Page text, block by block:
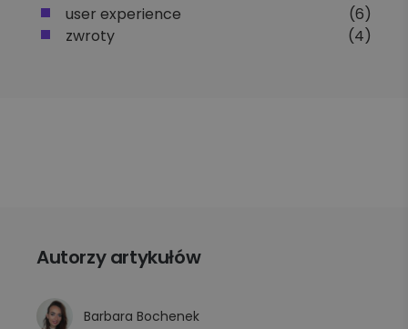
user experience
(6)
zwroty
(4)
Autorzy artykułów
Barbara Bochenek